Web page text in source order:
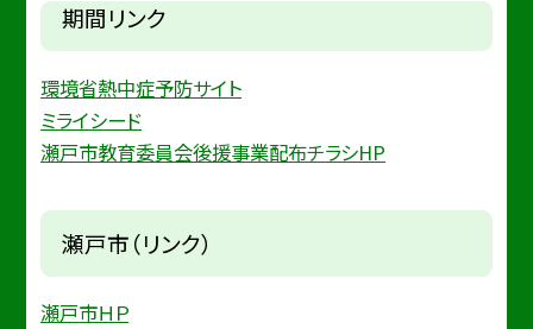
期間リンク
環境省熱中症予防サイト
ミライシード
瀬戸市教育委員会後援事業配布チラシHP
瀬戸市（リンク）
瀬戸市ＨＰ